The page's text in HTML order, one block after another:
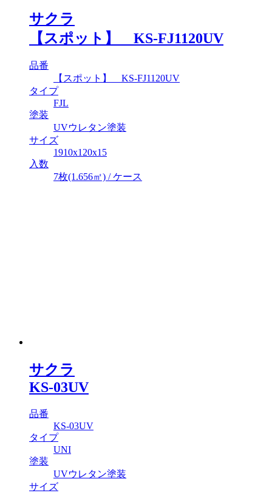
サクラ
【スポット】 KS-FJ1120UV
品番
【スポット】 KS-FJ1120UV
タイプ
FJL
塗装
UVウレタン塗装
サイズ
1910x120x15
入数
7枚(1.656㎡) / ケース
サクラ
KS-03UV
品番
KS-03UV
タイプ
UNI
塗装
UVウレタン塗装
サイズ